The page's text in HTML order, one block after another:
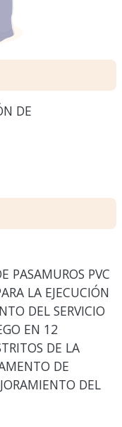
DE
PASAMUROS PVC
LA EJECUCIÓN
DEL SERVICIO
EN 12
DE LA
DE
DEL